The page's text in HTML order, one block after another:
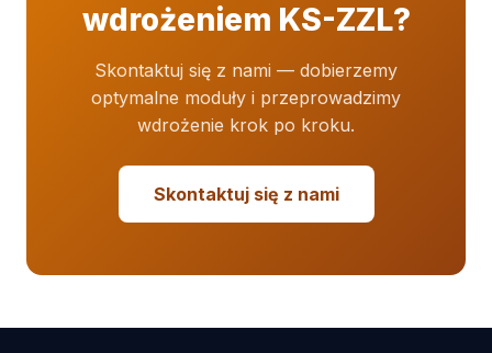
wdrożeniem KS-ZZL?
Skontaktuj się z nami — dobierzemy
optymalne moduły i przeprowadzimy
wdrożenie krok po kroku.
Skontaktuj się z nami